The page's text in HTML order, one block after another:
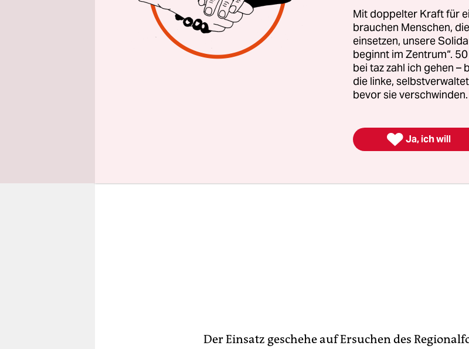
noch am selben Tag wieder aus dem
Schon seit 2012 besetzen KlimaaktivistInnen den
Rodung und Braunkohleabbau zu protestieren.
immer wieder zu Räumungen. Eigentümer des
Energieunternehmen RWE, das dort
Der Einsatz geschehe auf Ersuchen des
Mit doppelter Kraft für
brauchen Menschen,
einsetzen, unsere
beginnt im Zentrum“.
bei taz zahl ich gehen –
die linke,
bevor sie
 Ja, ich will